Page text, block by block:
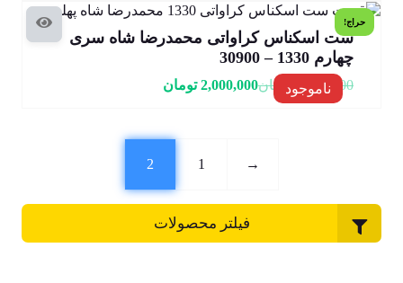
حراج!
ناموجود
ست اسکناس کراواتی محمدرضا شاه سری
چهارم 1330 – 30900
5,000,000 تومان2,000,000 تومان
→
1
2
فیلتر محصولات